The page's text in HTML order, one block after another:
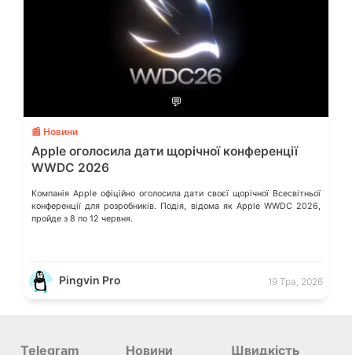
💬
📰 Новини
Apple оголосила дати щорічної конференції
WWDC 2026
Компанія Apple офіційно оголосила дати своєї щорічної Всесвітньої
конференції для розробників. Подія, відома як Apple WWDC 2026,
пройде з 8 по 12 червня.
Pingvin Pro 19 Тра, 2026
Telegram Новини Швидкість